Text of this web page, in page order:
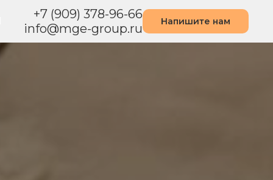
+7 (909) 378-96-66
info@mge-group.ru
Напишите нам